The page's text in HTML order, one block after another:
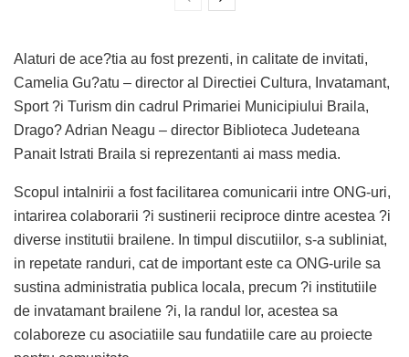
Alaturi de ace?tia au fost prezenti, in calitate de invitati,
Camelia Gu?atu – director al Directiei Cultura, Invatamant,
Sport ?i Turism din cadrul Primariei Municipiului Braila,
Drago? Adrian Neagu – director Biblioteca Judeteana
Panait Istrati Braila si reprezentanti ai mass media.
Scopul intalnirii a fost facilitarea comunicarii intre ONG-uri,
intarirea colaborarii ?i sustinerii reciproce dintre acestea ?i
diverse institutii brailene. In timpul discutiilor, s-a subliniat,
in repetate randuri, cat de important este ca ONG-urile sa
sustina administratia publica locala, precum ?i institutiile
de invatamant brailene ?i, la randul lor, acestea sa
colaboreze cu asociatiile sau fundatiile care au proiecte